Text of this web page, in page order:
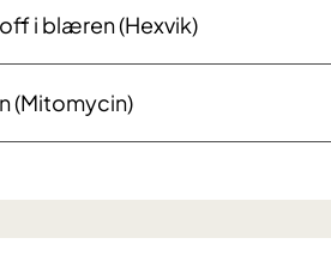
i blæren (Hexvik)
(Mitomycin)